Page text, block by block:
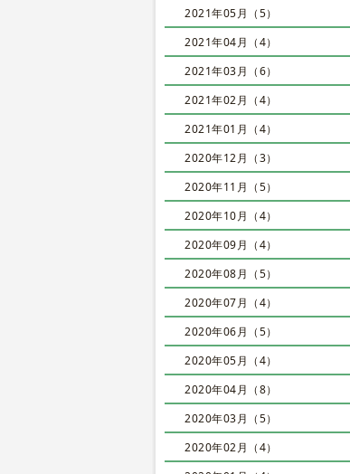
2021年05月（5）
2021年04月（4）
2021年03月（6）
2021年02月（4）
2021年01月（4）
2020年12月（3）
2020年11月（5）
2020年10月（4）
2020年09月（4）
2020年08月（5）
2020年07月（4）
2020年06月（5）
2020年05月（4）
2020年04月（8）
2020年03月（5）
2020年02月（4）